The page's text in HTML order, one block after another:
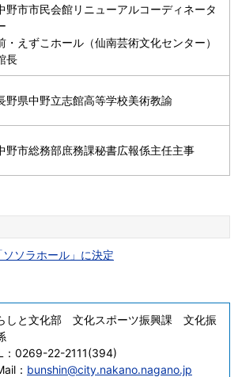
野市市民会館リニューアルコーディネータ
・えずこホール（仙南芸術文化センター）
長
野県中野立志館高等学校美術教諭
野市総務部庶務課秘書広報係主任主事
ソラホール」に決定
しと文化部 文化スポーツ振興課 文化振
0269-22-2111(394)
： bunshin@city.nakano.nagano.jp